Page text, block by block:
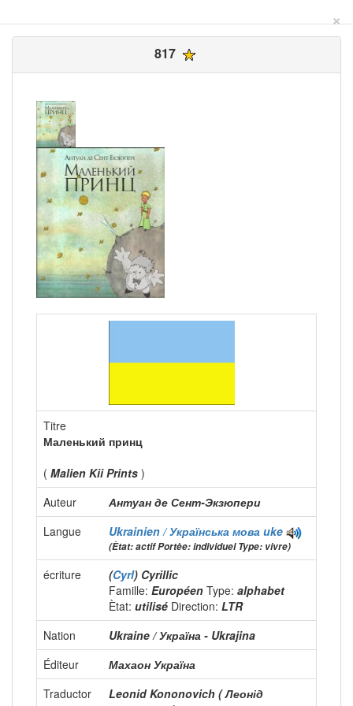
×
817
Titre
Маленький принц
( Malien Kii Prints )
Auteur
Антуан де Сент-Экзюпери
Langue
Ukrainien / Українська мова uke
(Ètat: actif Portèe: individuel Type: vivre)
écriture (Cyrl) Cyrillic
Famille: Européen Type: alphabet
Ètat: utilisé Direction: LTR
Nation
Ukraine / Україна - Ukrajina
Éditeur
Махаон Україна
Traductor
Leonid Kononovich ( Леонід